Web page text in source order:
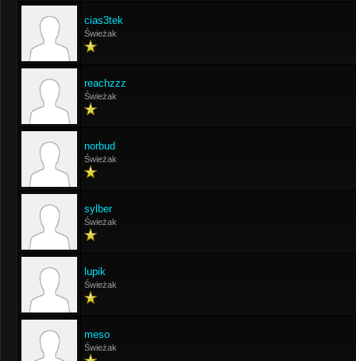
cias3tek
Świeżak
reachzzz
Świeżak
norbud
Świeżak
sylber
Świeżak
lupik
Świeżak
meso
Świeżak